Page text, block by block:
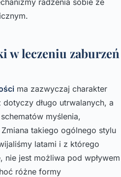
w leczeniu zaburzeń
ma zazwyczaj charakter
długo utrwalanych, a
myślenia,
takiego ogólnego stylu
latami i z którego
nie jest możliwa pod wpływem
różne formy